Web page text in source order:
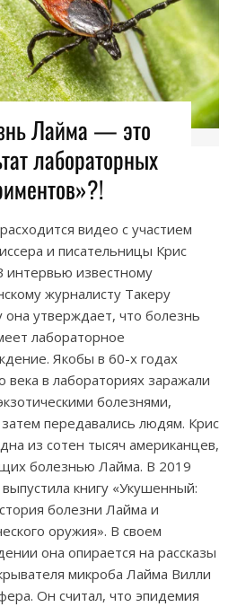
Лайма — это
лабораторных
видео с участием
и писательницы Крис
известному
журналисту Такеру
она утверждает, что болезнь
лабораторное
Якобы в 60-х годах
века в лабораториях заражали
болезнями,
передавались людям. Крис
из сотен тысяч американцев,
болезнью Лайма. В 2019
книгу «Укушенный:
болезни Лайма и
оружия». В своем
она опирается на рассказы
микроба Лайма Вилли
Он считал, что эпидемия